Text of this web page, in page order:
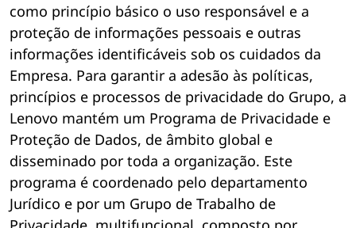
como princípio básico o uso responsável e a
proteção de informações pessoais e outras
informações identificáveis sob os cuidados da
Empresa. Para garantir a adesão às políticas,
princípios e processos de privacidade do Grupo, a
Lenovo mantém um Programa de Privacidade e
Proteção de Dados, de âmbito global e
disseminado por toda a organização. Este
programa é coordenado pelo departamento
Jurídico e por um Grupo de Trabalho de